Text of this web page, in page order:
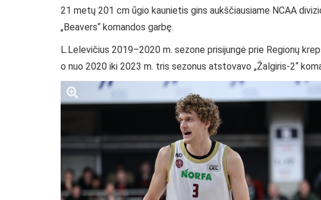
21 metų 201 cm ūgio kaunietis gins aukščiausiame NCAA
„Beavers“ komandos garbę.
L.Lelevičius 2019–2020 m. sezone prisijungė prie Regionų
o nuo 2020 iki 2023 m. tris sezonus atstovavo „Žalgiris-2“